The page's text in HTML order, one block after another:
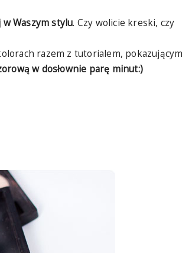
Waszym stylu. Czy wolicie kreski, czy
razem z tutorialem, pokazującym
w dosłownie parę minut:)